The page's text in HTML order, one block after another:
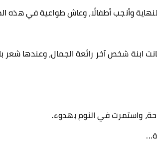
وأنجب أطفالًا، وعاش طواعية في هذه
شخص آخر رائعة الجمال، وعندها شعر
واستمرت في النوم بهدوء.